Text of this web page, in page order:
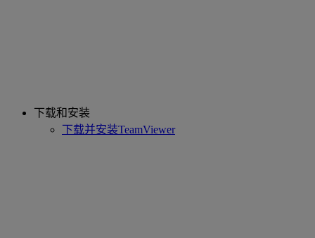
下载和安装
下载并安装TeamViewer